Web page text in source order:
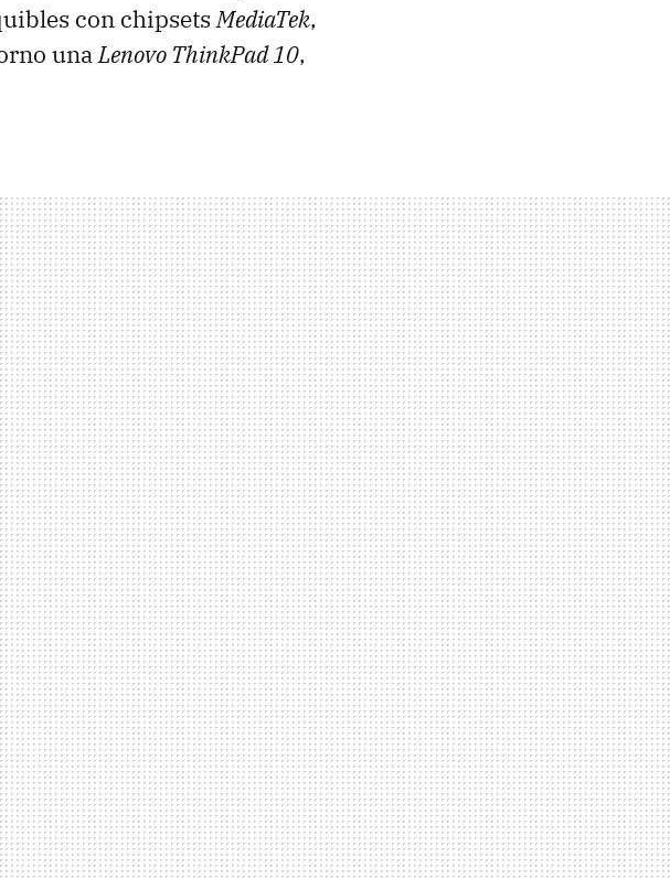
con chipsetsMediaTek,
unaLenovo ThinkPad 10,